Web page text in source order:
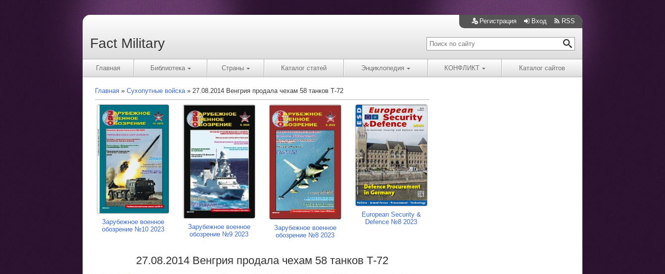
Регистрация Вход RSS
Fact Military
Главная Библиотека Страны Каталог статей Энциклопедия КОНФЛИКТ Каталог сайтов
Главная Сухопутные войска 27.08.2014 Венгрия продала чехам 58 танков Т-72
Зарубежное военное
обозрение №10 2023
Зарубежное военное
обозрение №9 2023
Зарубежное военное
обозрение №8 2023
European Security &
Defence №8 2023
27.08.2014 Венгрия продала чехам 58 танков Т-72